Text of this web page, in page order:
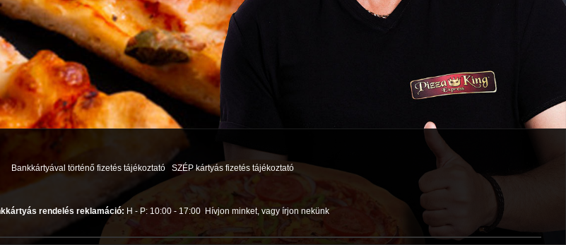
Bankkártyával történő fizetés tájékoztató SZÉP kártyás fizetés tájékoztató
rendelés reklamáció: H - P: 10:00 - 17:00 Hívjon minket, vagy írjon nekünk